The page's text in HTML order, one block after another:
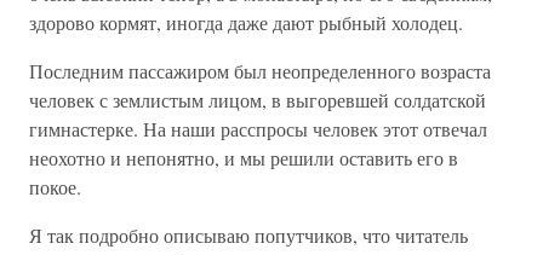
здорово кормят, иногда даже дают рыбный холодец.
Последним пассажиром был неопределенного возраста
человек с землистым лицом, в выгоревшей солдатской
гимнастерке. На наши расспросы человек этот отвечал
неохотно и непонятно, и мы решили оставить его в
покое.
Я так подробно описываю попутчиков, что читатель